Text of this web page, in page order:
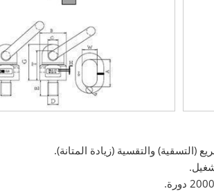
(التسقية) والتقسية (زيادة المتانة).